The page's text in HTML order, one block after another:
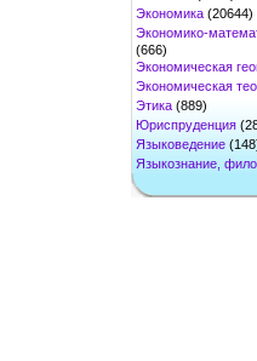
Экономика (20644)
Экономико-
(666)
Экономическая
Экономическая
Этика (889)
Юриспруденция
Языковедение
Языкознание,